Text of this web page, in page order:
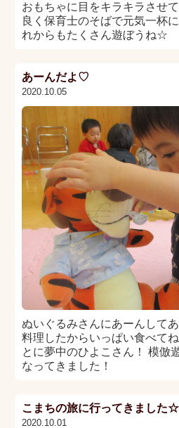
おもちゃに目をキラキラさせ
良く保育士のそばで元気一杯
れからもたくさん遊ぼうね☆
あーんだよ♡
2020.10.05
ぬいぐるみさんにあーんして
料理したからいっぱい食べて
とに夢中のひよこさん！ 模倣
なってきました！
こまちの旅に行ってきました☆
2020.10.01